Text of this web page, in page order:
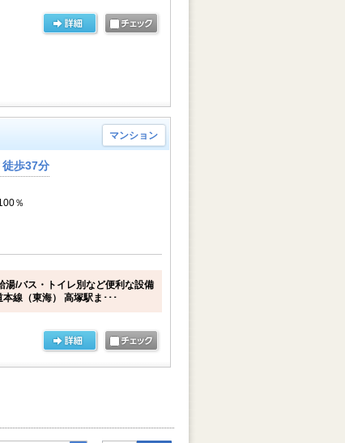
マンション
歩37分
％
湯/バス・トイレ別など便利な設備
線（東海） 高塚駅ま･･･